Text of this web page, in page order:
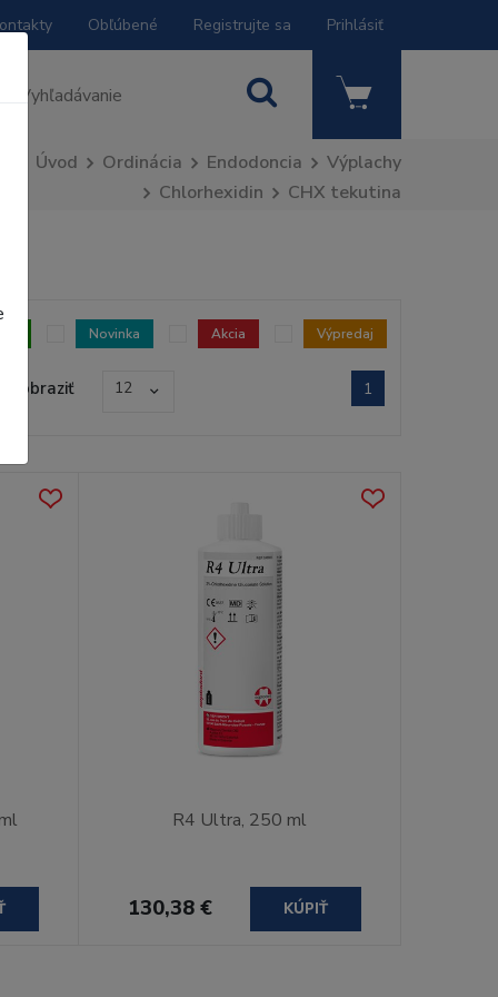
Obľúbené Registrujte sa Prihlásiť
Úvod Ordinácia Endodoncia
Výplachy
Chlorhexidin
CHX tekutina
Novinka Akcia Výpredaj
Zobraziť 12 1
R4 Ultra, 250 ml
130,38 € KÚPIŤ